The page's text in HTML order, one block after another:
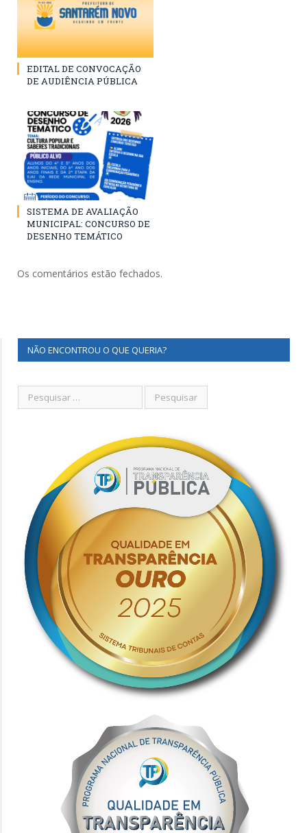
EDITAL DE CONVOCAÇÃO
DE AUDIÊNCIA PÚBLICA
SISTEMA DE AVALIAÇÃO
MUNICIPAL: CONCURSO DE
DESENHO TEMÁTICO
Os comentários estão fechados.
NÃO ENCONTROU O QUE QUERIA?